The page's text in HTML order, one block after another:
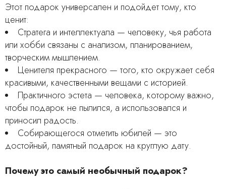
Этот подарок универсален и подойдет тому, кто
ценит:
Стратега и интеллектуала — человеку, чья работа
или хобби связаны с анализом, планированием,
творческим мышлением.
Ценителя прекрасного — того, кто окружает себя
красивыми, качественными вещами с историей.
Практичного эстета — человека, которому важно,
чтобы подарок не пылился, а использовался и
приносил радость.
Собирающегося отметить юбилей — это
достойный, памятный подарок на круглую дату.
Почему это самый необычный подарок?